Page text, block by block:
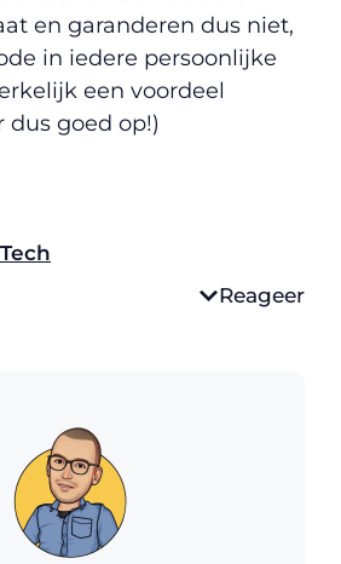
en garanderen dus niet,
in iedere persoonlijke
een voordeel
goed op!)
Tech
Reageer